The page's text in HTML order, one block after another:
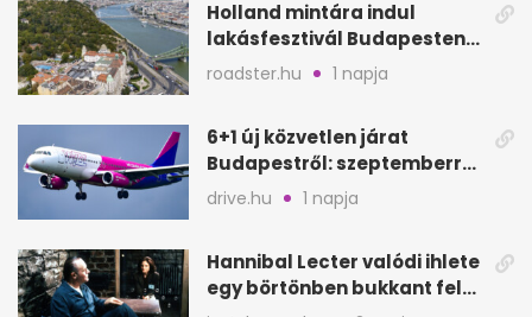
Holland mintára indul
lakásfesztivál Budapesten:
koncertek egy napig
roadster.hu 1 napja
6+1 új közvetlen járat
Budapestről: szeptemberre
is jó úti célok
drive.hu 1 napja
Hannibal Lecter valódi ihlete
egy börtönben bukkant fel